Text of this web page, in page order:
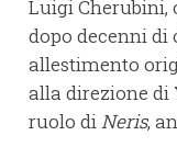
Luigi Cherubini,
dopo decenni di
allestimento
alla direzione di
ruolo diNeris,